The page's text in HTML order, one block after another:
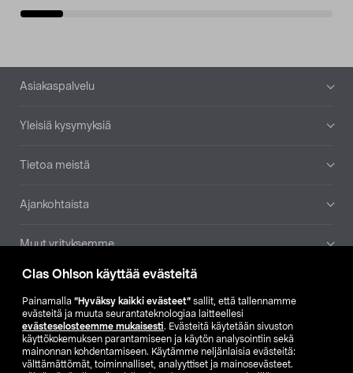
Clas Ohlson käyttää evästeitä
Painamalla ”Hyväksy kaikki evästeet” sallit, että tallennamme
evästeitä ja muuta seurantateknologiaa laitteellesi
evästeselosteemme mukaisesti. Evästeitä käytetään sivuston
käyttökokemuksen parantamiseen ja käytön analysointiin sekä
mainonnan kohdentamiseen. Käytämme neljänlaisia evästeitä:
välttämättömät, toiminnalliset, analyyttiset ja mainosevästeet.
Alatunniste
Asiakaspalvelu
Yleisiä kysymyksiä
Tietoa meistä
Ajankohtaista
Muut yrityksemme
Etsi myymälä
SE NO FI
FI SV